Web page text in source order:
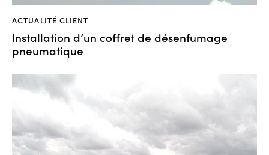
ACTUALITÉ CLIENT
Installation d’un coffret de désenfumage
pneumatique